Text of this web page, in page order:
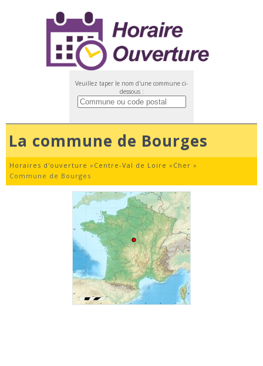
Veuillez taper le nom d'une commune ci-
dessous :
La commune de Bourges
Horaires d'ouverture » Centre-Val de Loire » Cher »
Commune de Bourges